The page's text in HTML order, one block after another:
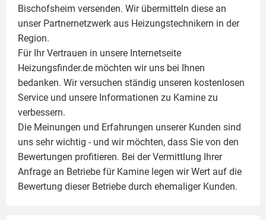
Bischofsheim versenden. Wir übermitteln diese an
unser Partnernetzwerk aus Heizungstechnikern in der
Region.
Für Ihr Vertrauen in unsere Internetseite
Heizungsfinder.de möchten wir uns bei Ihnen
bedanken. Wir versuchen ständig unseren kostenlosen
Service und unsere Informationen zu Kamine zu
verbessern.
Die Meinungen und Erfahrungen unserer Kunden sind
uns sehr wichtig - und wir möchten, dass Sie von den
Bewertungen profitieren. Bei der Vermittlung Ihrer
Anfrage an Betriebe für Kamine legen wir Wert auf die
Bewertung dieser Betriebe durch ehemaliger Kunden.